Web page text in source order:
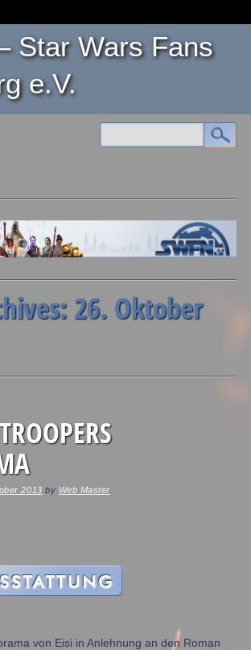
Star Wars Fans
e.V.
26. Oktober
2013 by Web Master
von Eisi in Anlehnung an den Roman